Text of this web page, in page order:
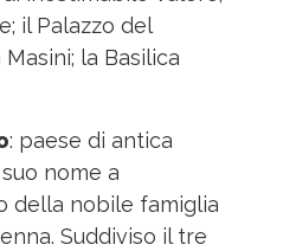
il Palazzo del
la Basilica
: paese di antica
nome a
della nobile famiglia
Suddiviso il tre